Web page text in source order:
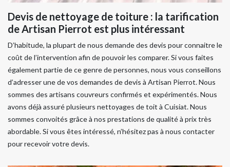
Devis de nettoyage de toiture : la tarification
de Artisan Pierrot est plus intéressant
D’habitude, la plupart de nous demande des devis pour connaitre le
coût de l’intervention afin de pouvoir les comparer. Si vous faites
également partie de ce genre de personnes, nous vous conseillons
d’adresser une de vos demandes de devis à Artisan Pierrot. Nous
sommes des artisans couvreurs confirmés et expérimentés. Nous
avons déjà assuré plusieurs nettoyages de toit à Cuisiat. Nous
sommes convoités grâce à nos prestations de qualité à prix très
abordable. Si vous êtes intéressé, n’hésitez pas à nous contacter
pour recevoir votre devis.